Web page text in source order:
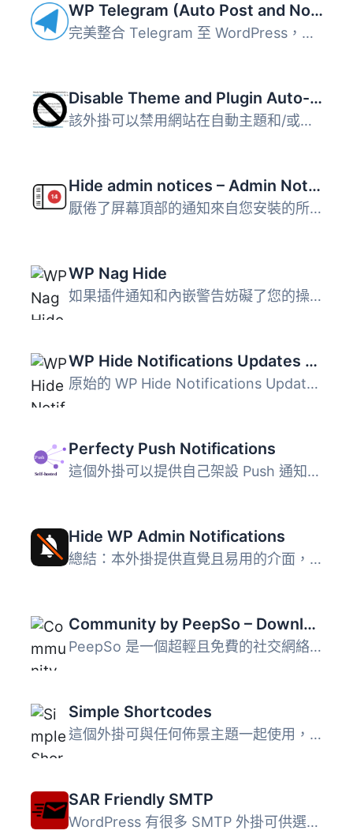
WP Telegram (Auto Post and Notifications)
完美整合 Telegram 至 WordPress，讓您完全掌握控制。 Telegr...
Disable Theme and Plugin Auto-Update Emails
該外掛可以禁用網站在自動主題和/或外掛更新後發送的預設通知...
Hide admin notices – Admin Notification Center
厭倦了屏幕頂部的通知來自您安裝的所有 WordPress 外掛？ 以...
WP Nag Hide
如果插件通知和內嵌警告妨礙了您的操作，啟用 WP Nag Hide Pl...
WP Hide Notifications Updates and Warnings
原始的 WP Hide Notifications Updates and Warnings 外掛終...
Perfecty Push Notifications
這個外掛可以提供自己架設 Push 通知，不需使用外部提供商的 ...
Hide WP Admin Notifications
總結：本外掛提供直覺且易用的介面，讓使用者控制管理介面中...
Community by PeepSo – Download from PeepSo.com
PeepSo 是一個超輕且免費的社交網絡外掛程式，可以讓你快速及...
Simple Shortcodes
這個外掛可與任何佈景主題一起使用，但是特別與simplethemes....
SAR Friendly SMTP
WordPress 有很多 SMTP 外掛可供選擇，其中一些使用了第三方...